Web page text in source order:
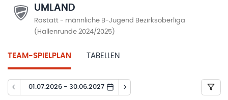
UMLAND
Rastatt - männliche B-Jugend Bezirksoberliga
(Hallenrunde 2024/2025)
TEAM-SPIELPLAN TABELLEN
01.07.2026 - 30.06.2027